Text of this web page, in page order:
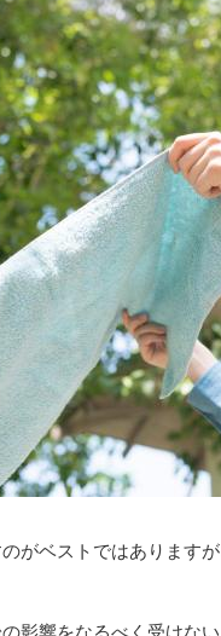
がベストではあります